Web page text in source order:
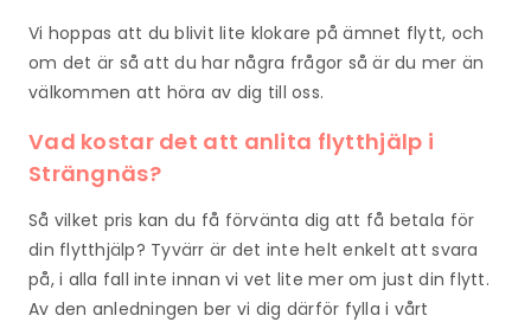
Vi hoppas att du blivit lite klokare på ämnet flytt, och
om det är så att du har några frågor så är du mer än
välkommen att höra av dig till oss.
Vad kostar det att anlita flytthjälp i
Strängnäs?
Så vilket pris kan du få förvänta dig att få betala för
din flytthjälp? Tyvärr är det inte helt enkelt att svara
på, i alla fall inte innan vi vet lite mer om just din flytt.
Av den anledningen ber vi dig därför fylla i vårt